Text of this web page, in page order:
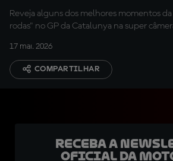
Reveja alguns dos melhores momentos
rodas" no GP da Catalunya na super
17 mai. 2026
COMPARTILHAR
Receba a
oficial da